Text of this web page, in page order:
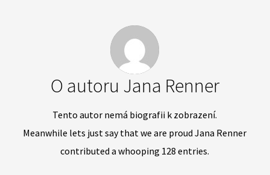
O autoru Jana Renner
Tento autor nemá biografii k zobrazení.
Meanwhile lets just say that we are proudJana Renner
contributed a whooping 128 entries.